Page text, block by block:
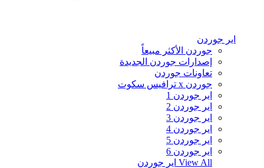
اير جوردن
جوردن الأكثر مبيعاً
إصدارات جوردن الجديدة
تعاونات جوردن
جوردن x ترافيس سكوت
اير جوردن 1
اير جوردن 2
اير جوردن 3
اير جوردن 4
اير جوردن 5
اير جوردن 6
View All اير جوردن